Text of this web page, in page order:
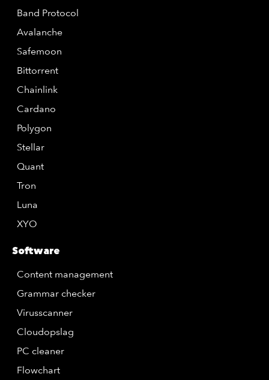
Band Protocol
Avalanche
Safemoon
Bittorrent
Chainlink
Cardano
Polygon
Stellar
Quant
Tron
Luna
XYO
Software
Content management
Grammar checker
Virusscanner
Cloudopslag
PC cleaner
Flowchart